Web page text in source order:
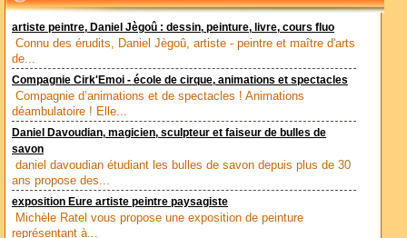
artiste peintre, Daniel Jègoû : dessin, peinture, livre, cours fluo
Connu des érudits, Daniel Jègoû, artiste - peintre et maître d'arts
de...
Compagnie Cirk'Emoi - école de cirque, animations et spectacles
Compagnie d’animations et de spectacles ! Animations
déambulatoire ! Elle...
Daniel Davoudian, magicien, sculpteur et faiseur de bulles de
savon
daniel davoudian étudiant les bulles de savon depuis plus de 30
ans propose des...
exposition Eure artiste peintre paysagiste
Michèle Ratel vous propose une exposition de peinture
représentant à...